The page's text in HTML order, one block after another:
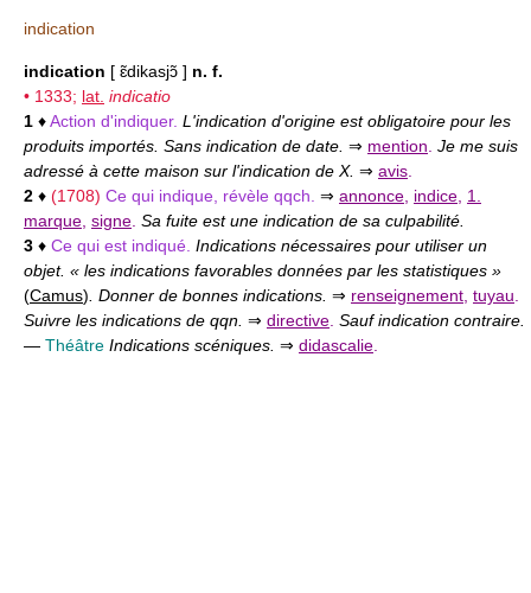
indication
indication [ ɛ̃dikasjɔ̃ ] n. f.
• 1333; lat. indicatio
1 ♦Action d'indiquer. L'indication d'origine est obligatoire pour les
produits importés. Sans indication de date. ⇒ mention Je me suis
adressé à cette maison sur l'indication de X. ⇒ avis
2 ♦ (1708) Ce qui indique, révèle qqch. ⇒ annonce indice 1.
marque signe Sa fuite est une indication de sa culpabilité.
3 ♦ Ce qui est indiqué. Indications nécessaires pour utiliser un
objet. « les indications favorables données par les statistiques »
(Camus) . Donner de bonnes indications. ⇒ renseignement tuyau
Suivre les indications de qqn. ⇒ directive Sauf indication contraire.
— Théâtre Indications scéniques. ⇒ didascalie